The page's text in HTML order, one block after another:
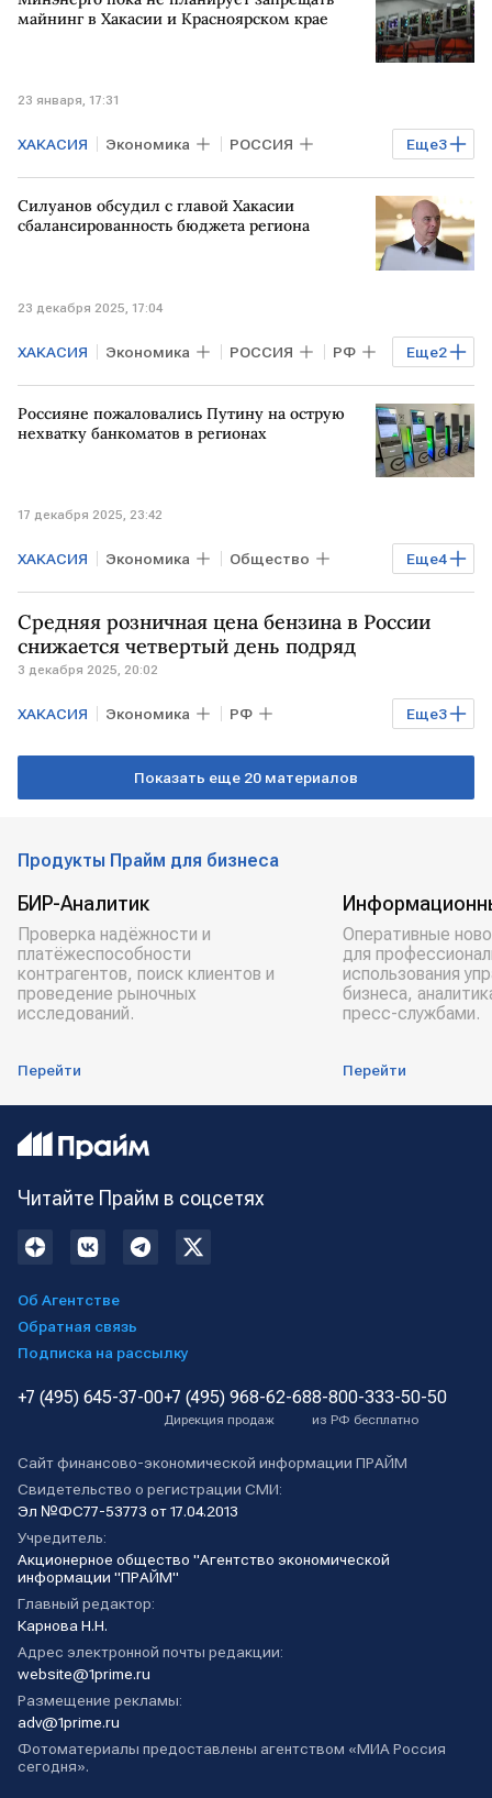
ЛНР
майнинг в Хакасии и Красноярском крае
23 января, 17:31
Еще3
ХАКАСИЯ Экономика РОССИЯ
Финансы КРАСНОЯРСКИЙ КРАЙ
РФ
Силуанов обсудил с главой Хакасии
сбалансированность бюджета региона
23 декабря 2025, 17:04
Еще2
ХАКАСИЯ Экономика РОССИЯ РФ
Антон Силуанов Минфин
Россияне пожаловались Путину на острую
нехватку банкоматов в регионах
17 декабря 2025, 23:42
Еще4
ХАКАСИЯ Экономика Общество
РОССИЯ РФ Владимир Путин
"Прямая линия" президента России
Средняя розничная цена бензина в России
снижается четвертый день подряд
3 декабря 2025, 20:02
Еще3
ХАКАСИЯ Экономика РФ
Хабаровский край Александр Новак
Показать еще 20 материалов
Продукты Прайм для бизнеса
БИР-Аналитик
Проверка надёжности и
платёжеспособности
контрагентов, поиск клиентов и
проведение рыночных
исследований.
Перейти
Оперативные
для
использования
бизнеса,
пресс-службами.
Перейти
Читайте Прайм в соцсетях
Об Агентстве
Обратная связь
Подписка на рассылку
+7 (495) 645-37-00+7 (495) 968-62-68
Дирекция продаж
8-800-333-50-50
из РФ бесплатно
Сайт финансово-экономической информации ПРАЙМ
Свидетельство о регистрации СМИ:
Эл №ФС77-53773 от 17.04.2013
Учредитель:
Акционерное общество "Агентство экономической
информации "ПРАЙМ"
Главный редактор:
Карнова Н.Н.
Адрес электронной почты редакции:
website@1prime.ru
Размещение рекламы:
adv@1prime.ru
Фотоматериалы предоставлены агентством «МИА Россия
сегодня».